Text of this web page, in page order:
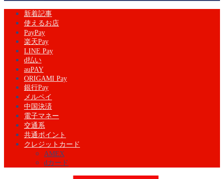
新着記事
使えるお店
PayPay
楽天Pay
LINE Pay
d払い
auPAY
ORIGAMI Pay
銀行Pay
メルペイ
中国決済
電子マネー
交通系
共通ポイント
クレジットカード
AMEX
dカード